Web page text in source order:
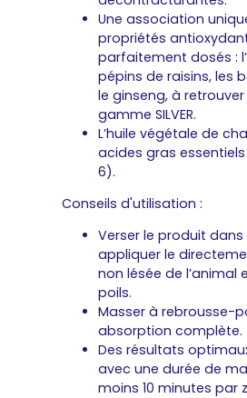
Une association
propriétés
parfaitement dosés :
pépins de raisins, les
le ginseng, à
gamme SILVER.
L’huile végétale de
acides gras
6).
Conseils d'utilisation :
Verser le produit
appliquer le
non lésée de l’animal
poils.
Masser à rebrousse-
absorption complète.
Des résultats
avec une durée de
moins 10 minutes par